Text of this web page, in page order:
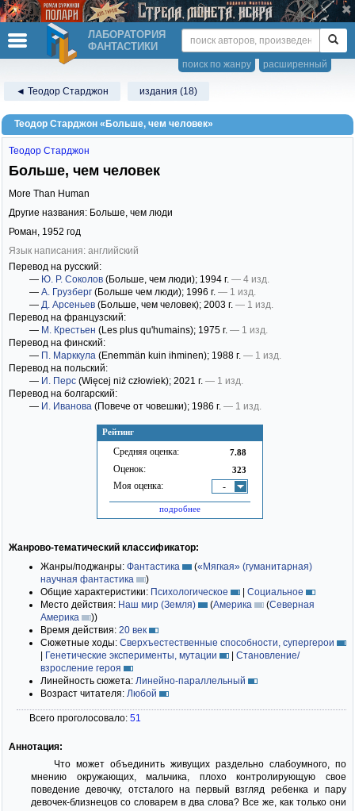
ЛАБОРАТОРИЯ
ФАНТАСТИКИ
расширенный
поиск по жанру
◄ Теодор Старджон издания (18)
Теодор Старджон «Больше, чем человек»
Рейтинг
Средняя оценка: 7.88
Оценок: 323
Моя оценка: -
подробнее
Теодор Старджон
Больше, чем человек
More Than Human
Другие названия: Больше, чем люди
Роман, 1952 год
Язык написания: английский
Перевод на русский:
— Ю. Р. Соколов (Больше, чем люди); 1994 г. — 4 изд.
— А. Грузберг (Больше чем люди); 1996 г. — 1 изд.
— Д. Арсеньев (Больше, чем человек); 2003 г. — 1 изд.
Перевод на французский:
— М. Крестьен (Les plus qu'humains); 1975 г. — 1 изд.
Перевод на финский:
— П. Марккула (Enemmän kuin ihminen); 1988 г. — 1 изд.
Перевод на польский:
— И. Перс (Więcej niż człowiek); 2021 г. — 1 изд.
Перевод на болгарский:
— И. Иванова (Повече от човешки); 1986 г. — 1 изд.
Жанрово-тематический классификатор:
Жанры/поджанры: Фантастика («Мягкая» (гуманитарная)
научная фантастика
)
Общие характеристики: Психологическое | Социальное
Место действия: Наш мир (Земля) (Америка (Северная
Америка
))
Время действия: 20 век
Сюжетные ходы: Сверхъестественные способности, супергерои
| Генетические эксперименты, мутации | Становление/
взросление героя
Линейность сюжета: Линейно-параллельный
Возраст читателя: Любой
Всего проголосовало: 51
Аннотация:
Что может объединить живущих раздельно слабоумного, по
мнению окружающих, мальчика, плохо контролирующую свое
поведение девочку, отсталого на первый взгляд ребенка и пару
девочек-близнецов со словарем в два слова? Все же, как только они